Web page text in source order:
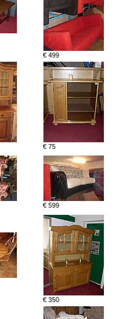
€ 499
€ 75
€ 599
€ 350